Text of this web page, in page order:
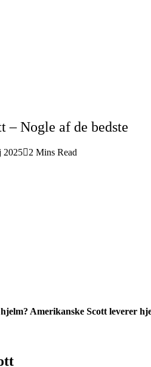
– Nogle af de bedste
2025 2 Mins Read
Amerikanske Scott leverer